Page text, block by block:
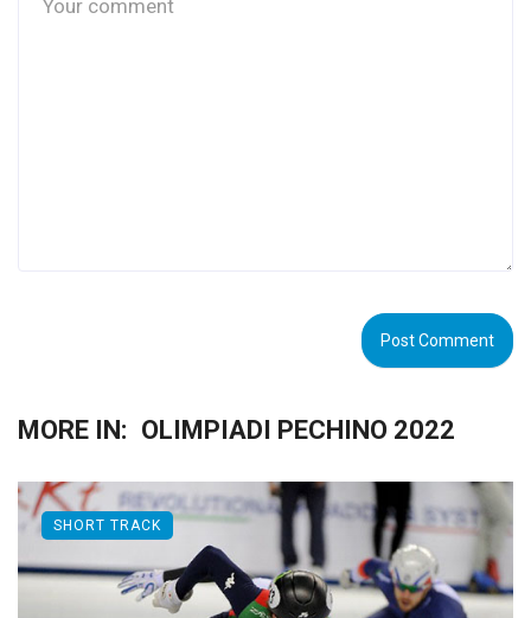
MORE IN: OLIMPIADI PECHINO 2022
SHORT TRACK